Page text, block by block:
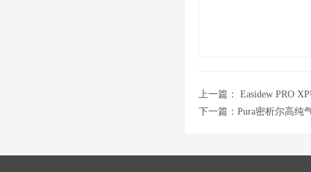
上一篇： Easidew PRO
下一篇： Pura密析尔高纯